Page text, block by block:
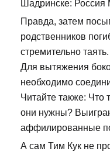
Шадринске: Россия
Правда, затем
родственников
стремительно
Для вытяжения
необходимо
Читайте также: Что
они нужны?
аффилированные
А сам Тим Кук не